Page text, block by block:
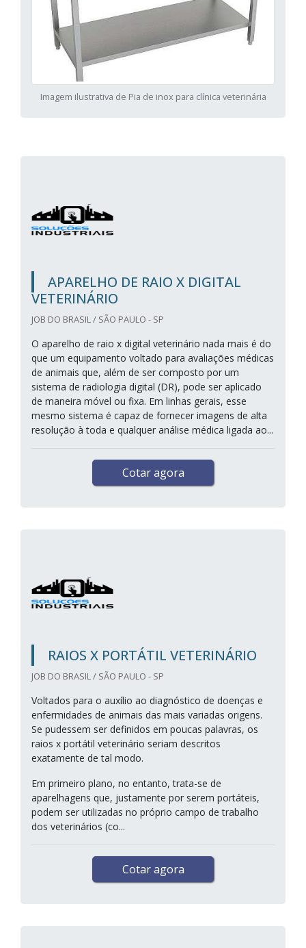
Imagem ilustrativa de Pia de inox para clínica veterinária
APARELHO DE RAIO X DIGITAL
VETERINÁRIO
JOB DO BRASIL / SÃO PAULO - SP
O aparelho de raio x digital veterinário nada mais é do
que um equipamento voltado para avaliações médicas
de animais que, além de ser composto por um
sistema de radiologia digital (DR), pode ser aplicado
de maneira móvel ou fixa. Em linhas gerais, esse
mesmo sistema é capaz de fornecer imagens de alta
resolução à toda e qualquer análise médica ligada ao...
Cotar agora
RAIOS X PORTÁTIL VETERINÁRIO
JOB DO BRASIL / SÃO PAULO - SP
Voltados para o auxílio ao diagnóstico de doenças e
enfermidades de animais das mais variadas origens.
Se pudessem ser definidos em poucas palavras, os
raios x portátil veterinário seriam descritos
exatamente de tal modo.
Em primeiro plano, no entanto, trata-se de
aparelhagens que, justamente por serem portáteis,
podem ser utilizadas no próprio campo de trabalho
dos veterinários (co...
Cotar agora